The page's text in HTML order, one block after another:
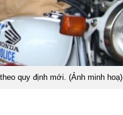
quy định mới. (Ảnh minh hoạ)